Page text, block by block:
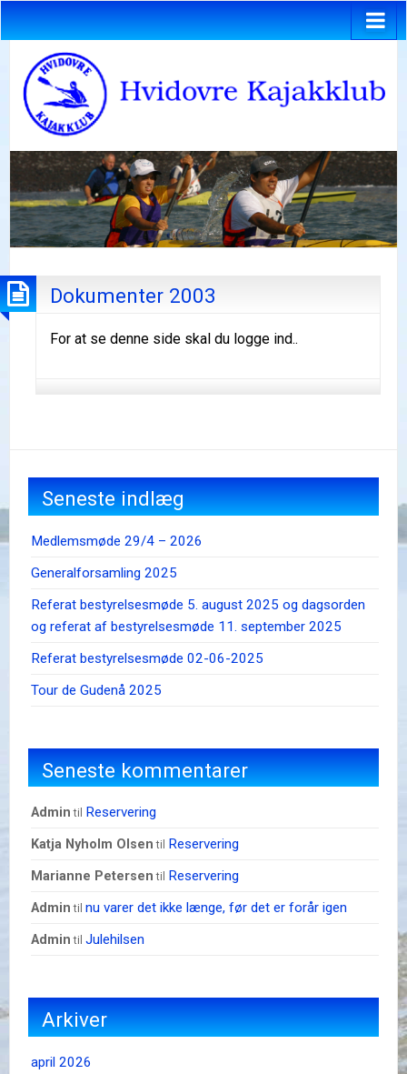
Dokumenter 2003
For at se denne side skal du logge ind..
Seneste indlæg
Medlemsmøde 29/4 – 2026
Generalforsamling 2025
Referat bestyrelsesmøde 5. august 2025 og dagsorden
og referat af bestyrelsesmøde 11. september 2025
Referat bestyrelsesmøde 02-06-2025
Tour de Gudenå 2025
Seneste kommentarer
admin til Reservering
Katja Nyholm Olsen til Reservering
Marianne Petersen til Reservering
admin til nu varer det ikke længe, før det er forår igen
admin til Julehilsen
Arkiver
april 2026